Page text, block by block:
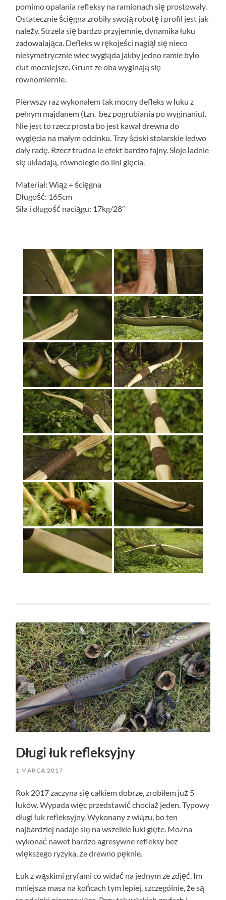
pomimo opalania refleksy na ramionach się prostowały.
Ostatecznie ścięgna zrobiły swoją robotę i profil jest jak
należy. Strzela się bardzo przyjemnie, dynamika łuku
zadowalająca. Defleks w rękojeści nagiął się nieco
niesymetrycznie wiec wygląda jakby jedno ramie było
ciut mocniejsze. Grunt ze oba wyginają się
równomiernie.
Pierwszy raz wykonałem tak mocny defleks w łuku z
pełnym majdanem (tzn. bez pogrubiania po wyginaniu).
Nie jest to rzecz prosta bo jest kawał drewna do
wygięcia na małym odcinku. Trzy ściski stolarskie ledwo
dały radę. Rzecz trudna le efekt bardzo fajny. Słoje ładnie
się układają, równolegle do lini gięcia.
Materiał: Wiąz + ścięgna
Długość: 165cm
Siła i długość naciągu: 17kg/28″
Długi łuk refleksyjny
1 MARCA 2017
Rok 2017 zaczyna się całkiem dobrze, zrobiłem już 5
łuków. Wypada więc przedstawić chociaż jeden. Typowy
długi łuk refleksyjny. Wykonany z wiązu, bo ten
najbardziej nadaje się na wszelkie łuki gięte. Można
wykonać nawet bardzo agresywne refleksy bez
większego ryzyka, że drewno pęknie.
Łuk z wąskimi gryfami co widać na jednym ze zdjęć. Im
mniejsza masa na końcach tym lepiej, szczególnie, że są